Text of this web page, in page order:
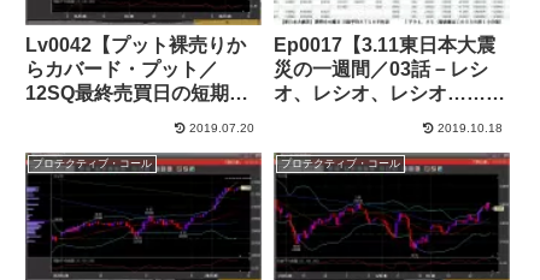
Lv0042【プット裸売りか
らカバード・プット／
12SQ最終売買日の短期ト
2019.07.20
Ep0017【3.11東日本大震
災の一週間／03話－レシ
オ、レシオ、レシオ……バ
2019.10.18
プロテクティブ・コール プロテクティブ・コール